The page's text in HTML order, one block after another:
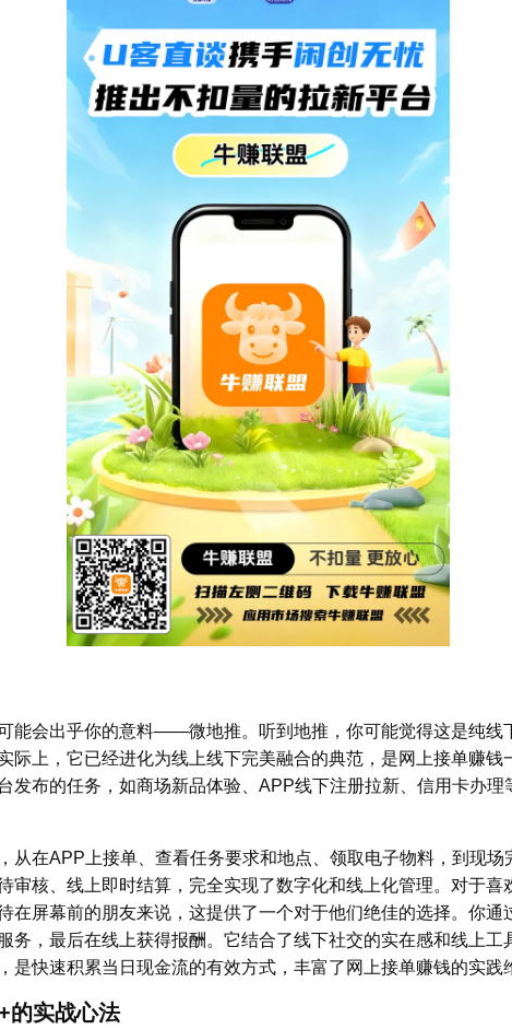
能会出乎你的意料——微地推。听到地推，你可能觉得这是纯线
际上，它已经进化为线上线下完美融合的典范，是网上接单赚钱
发布的任务，如商场新品体验、APP线下注册拉新、信用卡办理
从在APP上接单、查看任务要求和地点、领取电子物料，到现场
审核、线上即时结算，完全实现了数字化和线上化管理。对于喜
在屏幕前的朋友来说，这提供了一个对于他们绝佳的选择。你通
务，最后在线上获得报酬。它结合了线下社交的实在感和线上工
是快速积累当日现金流的有效方式，丰富了网上接单赚钱的实践
的实战心法